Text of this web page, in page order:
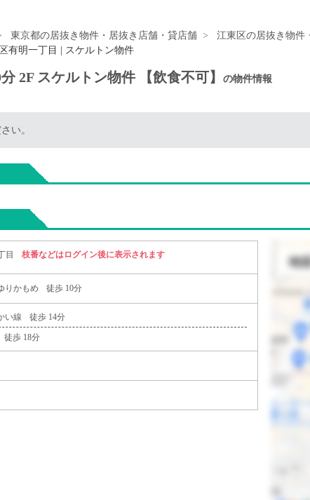
東京都の居抜き物件・居抜き店舗・貸店舗 江東区の居抜き物件
有明一丁目 | スケルトン物件
2F スケルトン物件 【飲食不可】 の物件情報
い。
目 枝番などはログイン後に表示されます
りかもめ 徒歩 10分
い線 徒歩 14分
徒歩 18分